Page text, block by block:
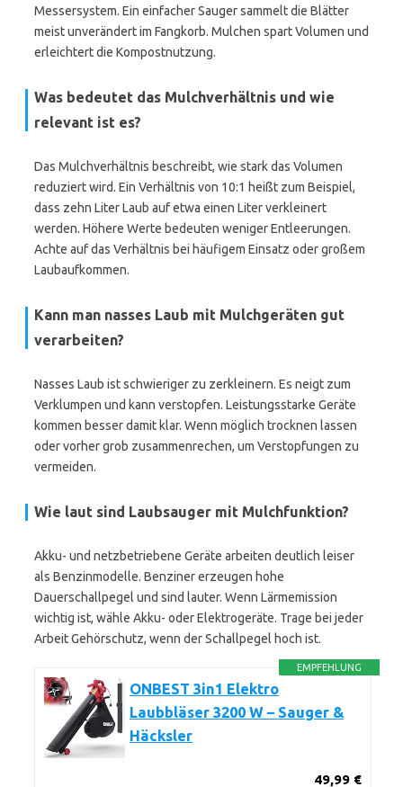
Messersystem. Ein einfacher Sauger sammelt die Blätter
meist unverändert im Fangkorb. Mulchen spart Volumen und
erleichtert die Kompostnutzung.
Was bedeutet das Mulchverhältnis und wie
relevant ist es?
Das Mulchverhältnis beschreibt, wie stark das Volumen
reduziert wird. Ein Verhältnis von 10:1 heißt zum Beispiel,
dass zehn Liter Laub auf etwa einen Liter verkleinert
werden. Höhere Werte bedeuten weniger Entleerungen.
Achte auf das Verhältnis bei häufigem Einsatz oder großem
Laubaufkommen.
Kann man nasses Laub mit Mulchgeräten gut
verarbeiten?
Nasses Laub ist schwieriger zu zerkleinern. Es neigt zum
Verklumpen und kann verstopfen. Leistungsstarke Geräte
kommen besser damit klar. Wenn möglich trocknen lassen
oder vorher grob zusammenrechen, um Verstopfungen zu
vermeiden.
Wie laut sind Laubsauger mit Mulchfunktion?
Akku- und netzbetriebene Geräte arbeiten deutlich leiser
als Benzinmodelle. Benziner erzeugen hohe
Dauerschallpegel und sind lauter. Wenn Lärmemission
wichtig ist, wähle Akku- oder Elektrogeräte. Trage bei jeder
Arbeit Gehörschutz, wenn der Schallpegel hoch ist.
EMPFEHLUNG
ONBEST 3in1 Elektro
Laubbläser 3200 W – Sauger &
Häcksler
49,99 €